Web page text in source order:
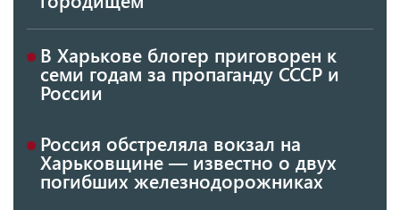
В Харькове блогер приговорен к
семи годам за пропаганду СССР и
России
Россия обстреляла вокзал на
Харьковщине — известно о двух
погибших железнодорожниках